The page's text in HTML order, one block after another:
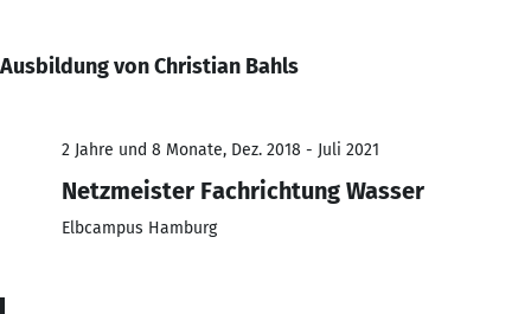
Ausbildung von Christian Bahls
2 Jahre und 8 Monate, Dez. 2018 - Juli 2021
Netzmeister Fachrichtung Wasser
Elbcampus Hamburg